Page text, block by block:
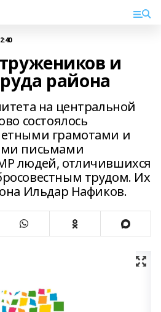
и
района
на центральной
состоялось
грамотами и
письмами
людей, отличившихся
трудом. Их
Ильдар Нафиков.